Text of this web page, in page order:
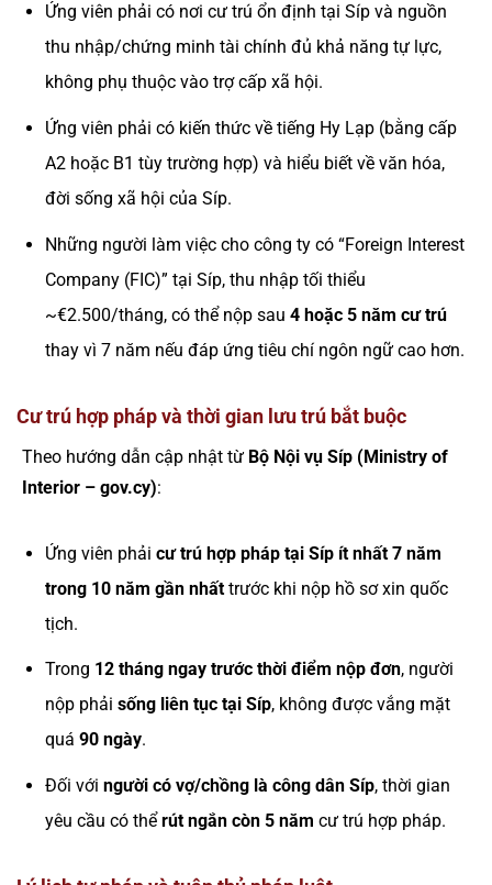
Ứng viên phải có nơi cư trú ổn định tại Síp và nguồn
thu nhập/chứng minh tài chính đủ khả năng tự lực,
không phụ thuộc vào trợ cấp xã hội.
Ứng viên phải có kiến thức về tiếng Hy Lạp (bằng cấp
A2 hoặc B1 tùy trường hợp) và hiểu biết về văn hóa,
đời sống xã hội của Síp.
Những người làm việc cho công ty có “Foreign Interest
Company (FIC)” tại Síp, thu nhập tối thiểu
~€2.500/tháng, có thể nộp sau 4 hoặc 5 năm cư trú
thay vì 7 năm nếu đáp ứng tiêu chí ngôn ngữ cao hơn.
Cư trú hợp pháp và thời gian lưu trú bắt buộc
Theo hướng dẫn cập nhật từ Bộ Nội vụ Síp (Ministry of
Interior – gov.cy):
Ứng viên phải cư trú hợp pháp tại Síp ít nhất 7 năm
trong 10 năm gần nhấttrước khi nộp hồ sơ xin quốc
tịch.
Trong 12 tháng ngay trước thời điểm nộp đơn, người
nộp phải sống liên tục tại Síp, không được vắng mặt
quá 90 ngày.
Đối với người có vợ/chồng là công dân Síp, thời gian
yêu cầu có thểrút ngắn còn 5 năm cư trú hợp pháp.